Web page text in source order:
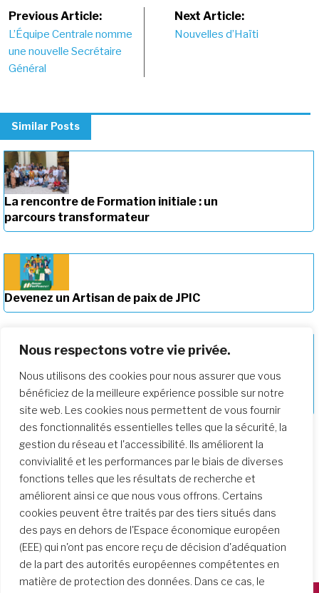
Nous respectons votre vie privée.
Nous utilisons des cookies pour nous assurer que vous
bénéficiez de la meilleure expérience possible sur notre
site web. Les cookies nous permettent de vous fournir
des fonctionnalités essentielles telles que la sécurité, la
gestion du réseau et l'accessibilité. Ils améliorent la
convivialité et les performances par le biais de diverses
fonctions telles que les résultats de recherche et
améliorent ainsi ce que nous vous offrons. Certains
cookies peuvent être traités par des tiers situés dans
des pays en dehors de l'Espace économique européen
(EEE) qui n'ont pas encore reçu de décision d'adéquation
de la part des autorités européennes compétentes en
matière de protection des données. Dans ce cas, le
Post
navigation
Previous Article:
L’Équipe Centrale nomme
une nouvelle Secrétaire
Général
Next Article:
Nouvelles d’Haïti
Similar Posts
La rencontre de Formation initiale : un
parcours transformateur
Devenez un Artisan de paix de JPIC
Approfondir notre parcours de
formation